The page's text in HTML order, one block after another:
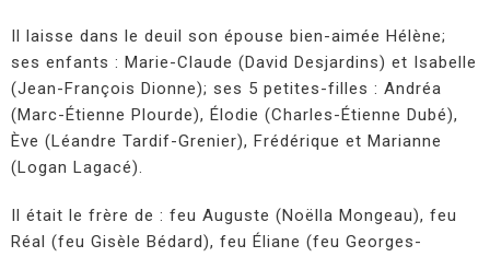
Il laisse dans le deuil son épouse bien-aimée Hélène;
ses enfants : Marie-Claude (David Desjardins) et Isabelle
(Jean-François Dionne); ses 5 petites-filles : Andréa
(Marc-Étienne Plourde), Élodie (Charles-Étienne Dubé),
Ève (Léandre Tardif-Grenier), Frédérique et Marianne
(Logan Lagacé).
Il était le frère de : feu Auguste (Noëlla Mongeau), feu
Réal (feu Gisèle Bédard), feu Éliane (feu Georges-